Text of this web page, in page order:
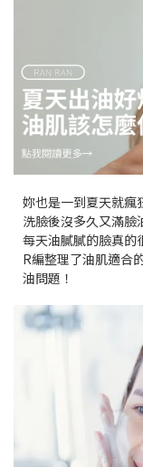
妳也是一到夏天就瘋
洗臉後沒多久又滿臉
每天油膩膩的臉真
R編整理了油肌適合
油問題！